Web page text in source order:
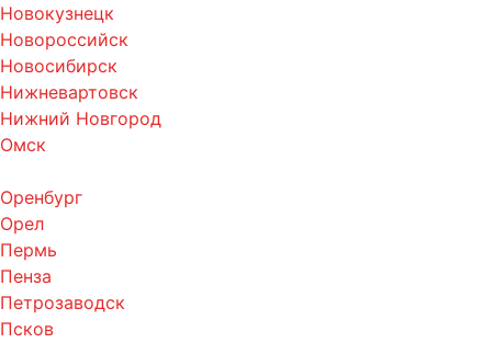
Новокузнецк
Новороссийск
Новосибирск
Нижневартовск
Нижний Новгород
Омск
Оренбург
Орел
Пермь
Пенза
Петрозаводск
Псков